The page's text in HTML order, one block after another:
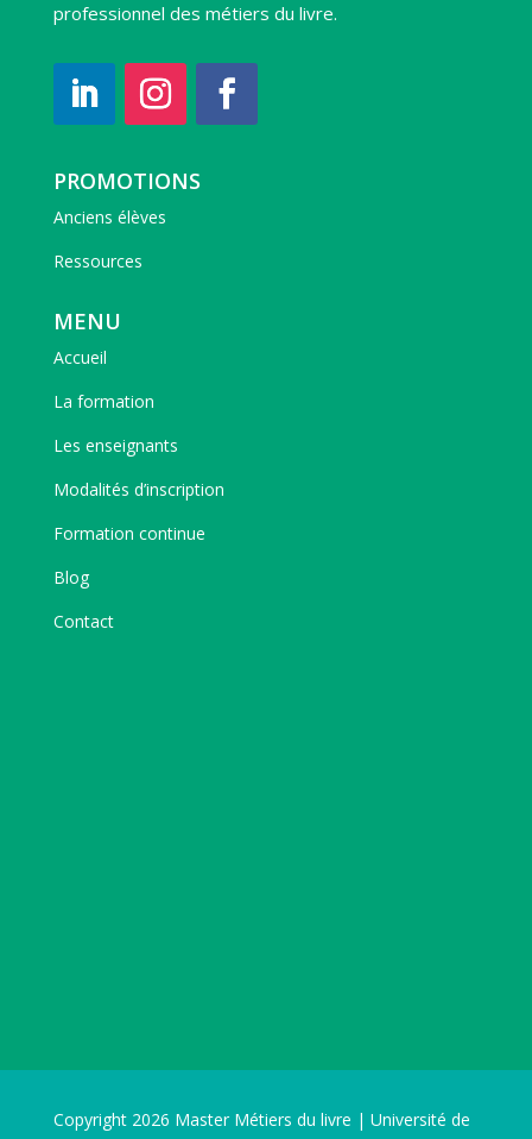
professionnel des métiers du livre.
PROMOTIONS
Anciens élèves
Ressources
MENU
Accueil
La formation
Les enseignants
Modalités d’inscription
Formation continue
Blog
Contact
Copyright 2026 Master Métiers du livre | Université de